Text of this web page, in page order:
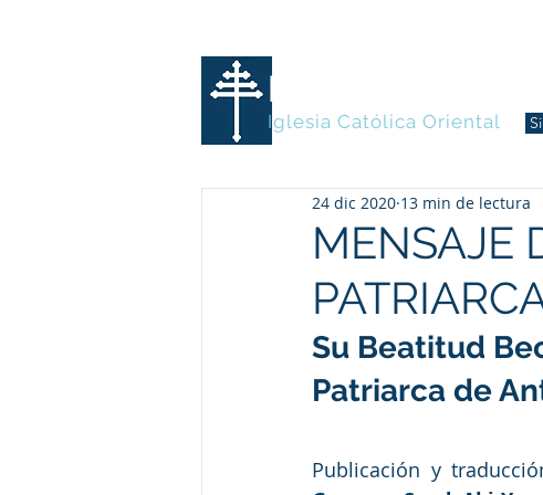
MARONITAS
Iglesia Católica Oriental
MENSAJE
24 dic 2020 13 min de lectura
Su Beatitud
Patriarca de
Publicación y